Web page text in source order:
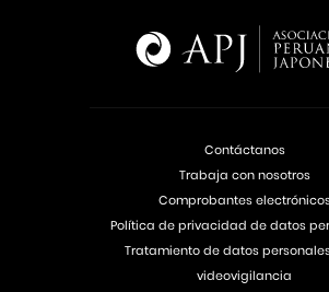
Contáctanos
Trabaja con nosotros
Comprobantes
Política de privacidad de datos
Tratamiento de datos
videovigilancia